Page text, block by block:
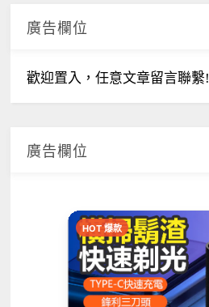
廣告欄位
歡迎置入，任意文章留言聯繫!
廣告欄位
HOT 爆款